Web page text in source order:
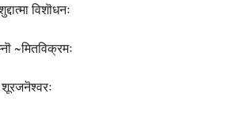
विशॊधनः
~मितविक्रमः
शूरजनॆश्वरः